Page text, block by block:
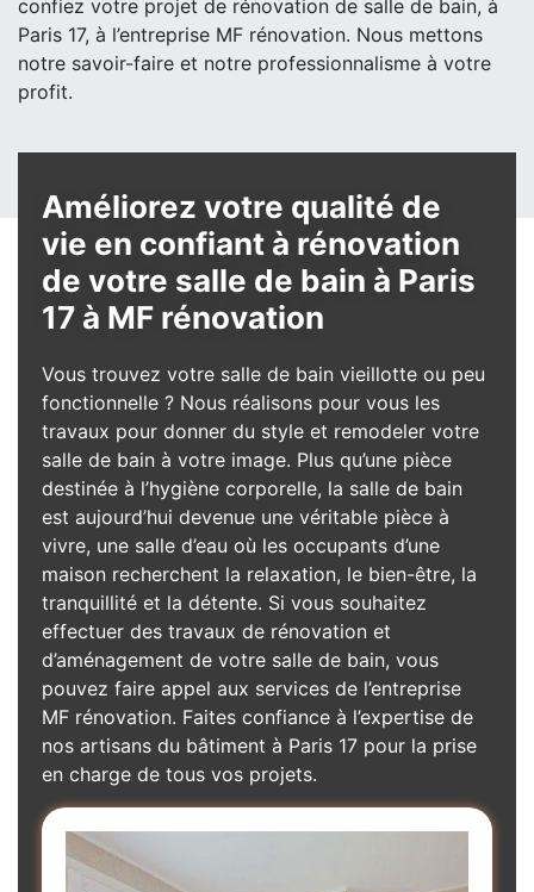
confiez votre projet de rénovation de salle de bain, à
Paris 17, à l’entreprise MF rénovation. Nous mettons
notre savoir-faire et notre professionnalisme à votre
profit.
Améliorez votre qualité de
vie en confiant à rénovation
de votre salle de bain à Paris
17 à MF rénovation
Vous trouvez votre salle de bain vieillotte ou peu
fonctionnelle ? Nous réalisons pour vous les
travaux pour donner du style et remodeler votre
salle de bain à votre image. Plus qu’une pièce
destinée à l’hygiène corporelle, la salle de bain
est aujourd’hui devenue une véritable pièce à
vivre, une salle d’eau où les occupants d’une
maison recherchent la relaxation, le bien-être, la
tranquillité et la détente. Si vous souhaitez
effectuer des travaux de rénovation et
d’aménagement de votre salle de bain, vous
pouvez faire appel aux services de l’entreprise
MF rénovation. Faites confiance à l’expertise de
nos artisans du bâtiment à Paris 17 pour la prise
en charge de tous vos projets.